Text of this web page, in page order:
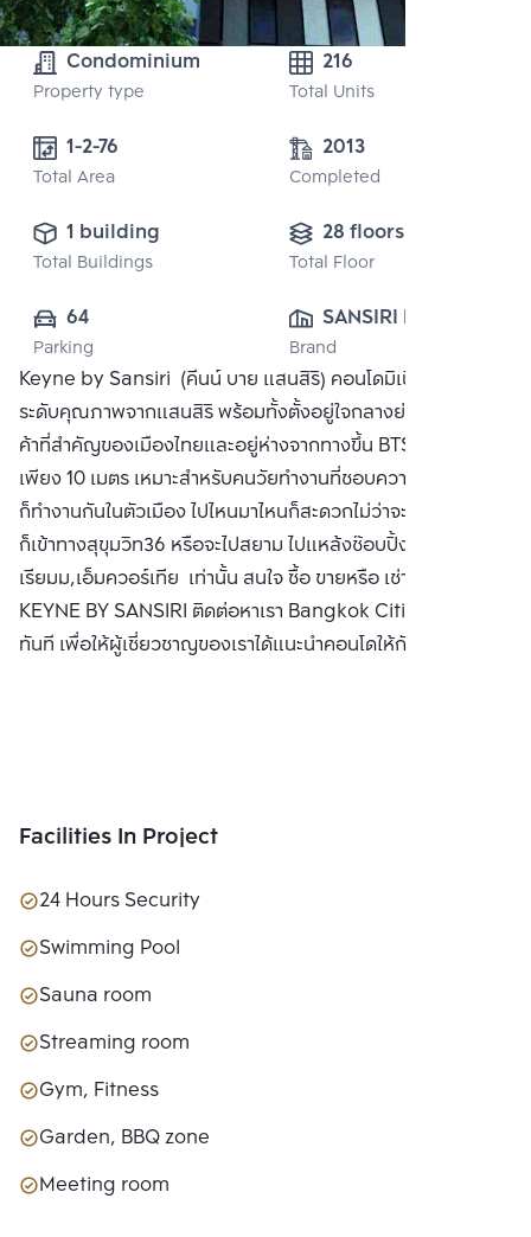
Condominium
Property type
216
Total Units
1-2-76
Total Area
2013
Completed
1 building
Total Buildings
28 floors
Total Floor
64
Parking
SANSIRI PUBLIC
CO., LTD.
Brand
Keyne by Sansiri (คีนน์ บาย แสนสิริ) คอนโดมิเนียมพร้อมอยู่
ระดับคุณภาพจากแสนสิริ พร้อมทั้งตั้งอยู่ใจกลางย่านธุรกิจการ
ค้าที่สำคัญของเมืองไทยและอยู่ห่างจากทางขึ้น BTS ทองหล่อ
เพียง 10 เมตร เหมาะสำหรับคนวัยทำงานที่ชอบความสะดวกแล้ว
ก็ทำงานกันในตัวเมือง ไปไหนมาไหนก็สะดวกไม่ว่าจะเป็นพระราม4
ก็เข้าทางสุขุมวิท36 หรือจะไปสยาม ไปแหล้งช๊อบปิ้งอย่าง เอ็มโพ
เรียมม,เอ็มควอร์เทีย เท่านั้น สนใจ ซื้อ ขายหรือ เช่า คอนโด
KEYNE BY SANSIRI ติดต่อหาเรา Bangkok CitiSmart ได้
ทันที เพื่อให้ผู้เชี่ยวชาญของเราได้แนะนำคอนโดให้กับท่าน
Facilities In Project
24 Hours Security
Swimming Pool
Sauna room
Streaming room
Gym, Fitness
Garden, BBQ zone
Meeting room